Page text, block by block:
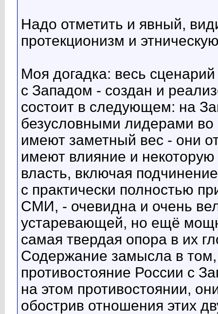
Надо отметить и явный,
протекционизм и
Моя догадка: весь
с Западом - создан и
состоит в следующем: на
безусловными лидерами во
имеют заметный вес - они
имеют влияние и
власть, включая
с практически полностью
СМИ, - очевидна и очень
устаревающей, но ещё
самая твердая опора в их
Содержание замысла в
противостояние России с
на этом противостоянии,
обострив отношения этих